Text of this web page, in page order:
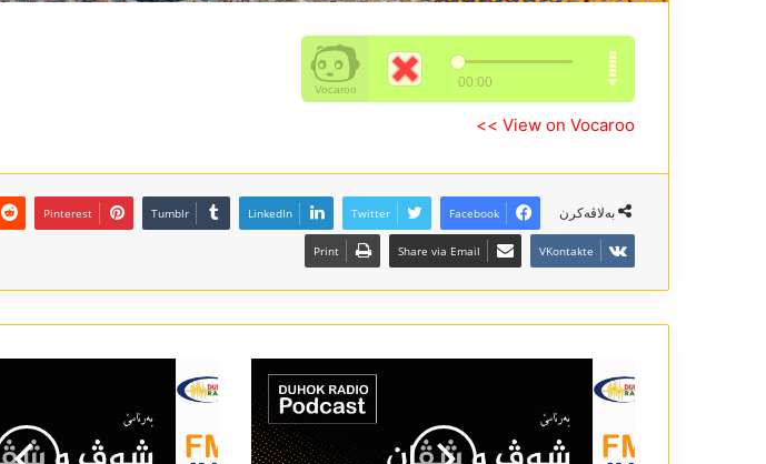
View on Vocaroo >>
بەلاڤەکرن Facebook
Twitter
LinkedIn
Tumblr
Pinterest
VKontakte
Share via Email
Print